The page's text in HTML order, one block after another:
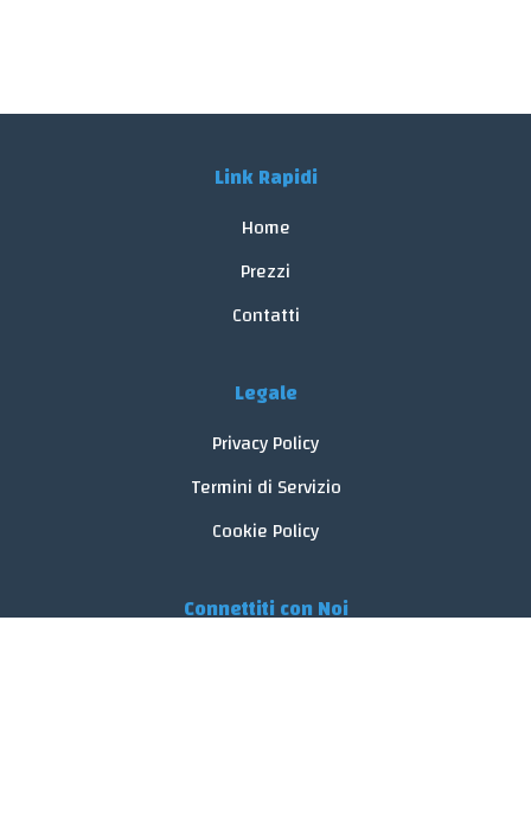
Link Rapidi
Home
Prezzi
Contatti
Legale
Privacy Policy
Termini di Servizio
Cookie Policy
Connettiti con Noi